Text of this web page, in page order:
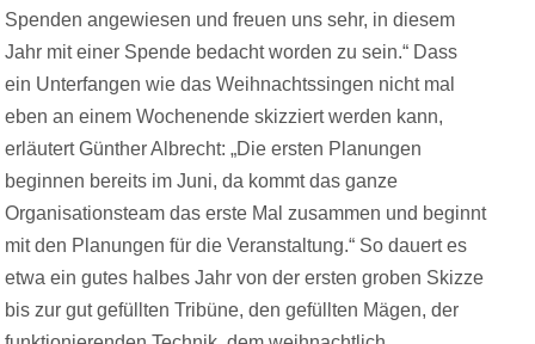
Spenden angewiesen und freuen uns sehr, in diesem
Jahr mit einer Spende bedacht worden zu sein.“ Dass
ein Unterfangen wie das Weihnachtssingen nicht mal
eben an einem Wochenende skizziert werden kann,
erläutert Günther Albrecht: „Die ersten Planungen
beginnen bereits im Juni, da kommt das ganze
Organisationsteam das erste Mal zusammen und beginnt
mit den Planungen für die Veranstaltung.“ So dauert es
etwa ein gutes halbes Jahr von der ersten groben Skizze
bis zur gut gefüllten Tribüne, den gefüllten Mägen, der